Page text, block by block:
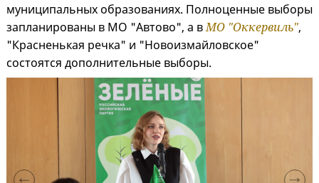
муниципальных образованиях. Полноценные выборы
запланированы в МО "Автово", а вМО "Оккервиль",
"Красненькая речка" и "Новоизмайловское"
состоятся дополнительные выборы.